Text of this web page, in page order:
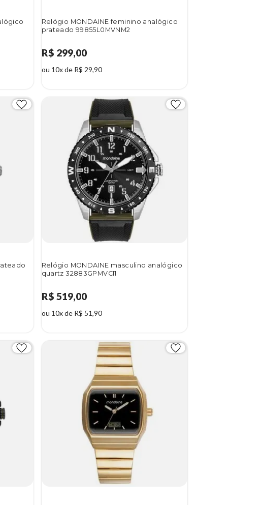
Relógio MONDAINE feminino analógico
prateado 99855L0MVNM2
R$ 299,00
ou 10x de R$ 29,90
Relógio MONDAINE masculino analógico
quartz 32883GPMVCI1
R$ 519,00
ou 10x de R$ 51,90